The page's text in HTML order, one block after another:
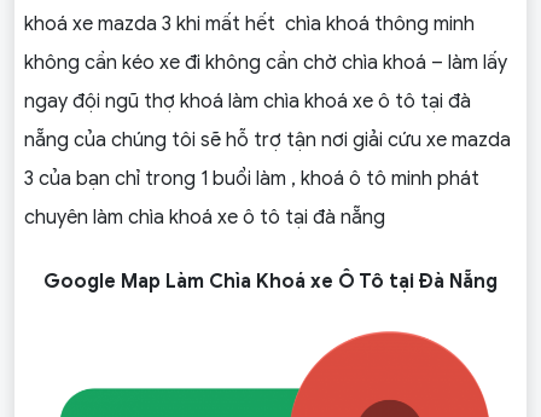
khoá xe mazda 3 khi mất hết chìa khoá thông minh
không cần kéo xe đi không cần chờ chìa khoá – làm lấy
ngay đội ngũ thợ khoá làm chìa khoá xe ô tô tại đà
nẵng của chúng tôi sẽ hỗ trợ tận nơi giải cứu xe mazda
3 của bạn chỉ trong 1 buổi làm , khoá ô tô minh phát
chuyên làm chìa khoá xe ô tô tại đà nẵng
Google Map Làm Chìa Khoá xe Ô Tô tại Đà Nẵng